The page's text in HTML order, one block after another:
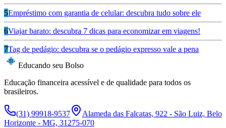
5Empréstimo com garantia de celular: descubra tudo sobre ele
6Viajar barato: descubra 7 dicas para economizar em viagens!
7Tag de pedágio: descubra se o pedágio expresso vale a pena
Educando seu Bolso
Educação financeira acessível e de qualidade para todos os
brasileiros.
(31) 99918-9537
Alameda das Falcatas, 922 - São Luiz, Belo
Horizonte - MG, 31275-070